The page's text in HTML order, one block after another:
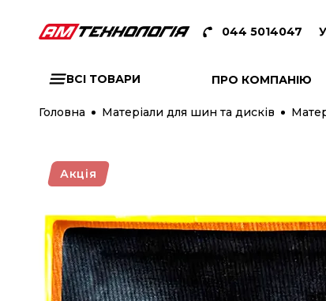
044 5014047
ВСІ ТОВАРИ ПРО КОМПАНІЮ
Головна Матеріали для шин та дисків
Акція